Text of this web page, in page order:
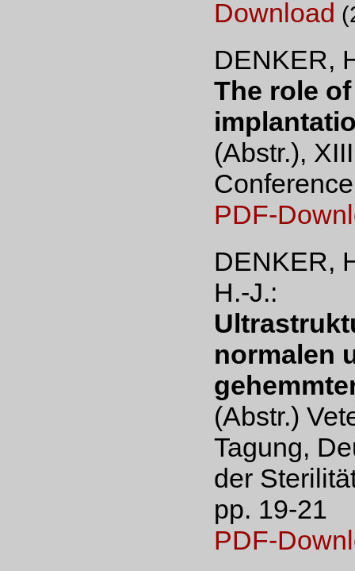
Download
DENKER,
The role
(Abstr.),
PDF-
DENKER,
H.-J.:
normalen
(Abstr.)
Tagung,
der
pp. 19-21
PDF-